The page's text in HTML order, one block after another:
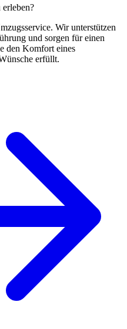
Wir unterstützen
und sorgen für einen
den Komfort eines
erfüllt.